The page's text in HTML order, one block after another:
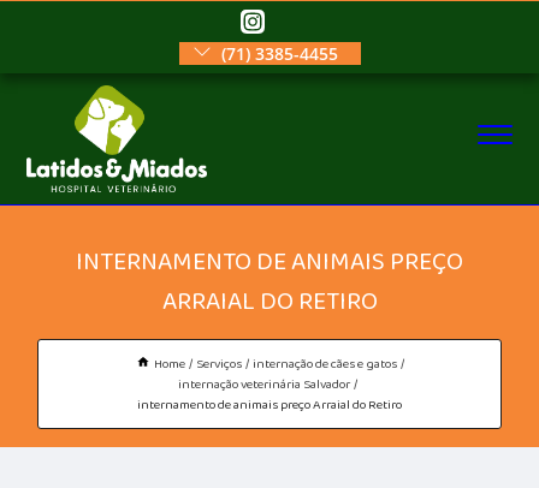
(71) 3385-4455
INTERNAMENTO DE ANIMAIS PREÇO
ARRAIAL DO RETIRO
Home Serviços
internação de cães e gatos
internação veterinária Salvador
internamento de animais preço Arraial do Retiro